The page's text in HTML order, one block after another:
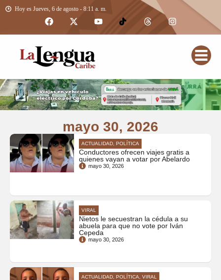
Hoy es Jueves, 6 de agosto - 8:11 a. m.
mayo 30, 2026
ACTUALIDAD, POLÍTICA
Conductores ofrecen viajes gratis a
quienes vayan a votar por Abelardo
mayo 30, 2026
VIRAL
Nietos le secuestran la cédula a su
abuela para que no vote por Iván
Cepeda
mayo 30, 2026
ACTUALIDAD, POLÍTICA, VIRAL